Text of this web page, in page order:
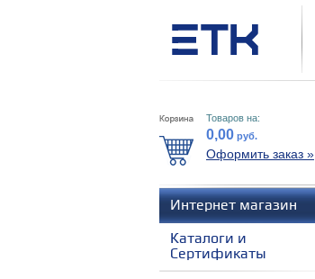
Товаров на:
0,00 руб.
Оформить заказ »
Интернет магазин
Каталоги и
Сертификаты